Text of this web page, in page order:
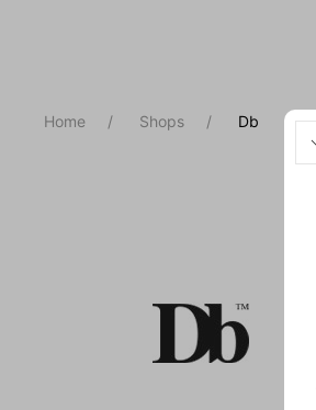
Home Shops Db